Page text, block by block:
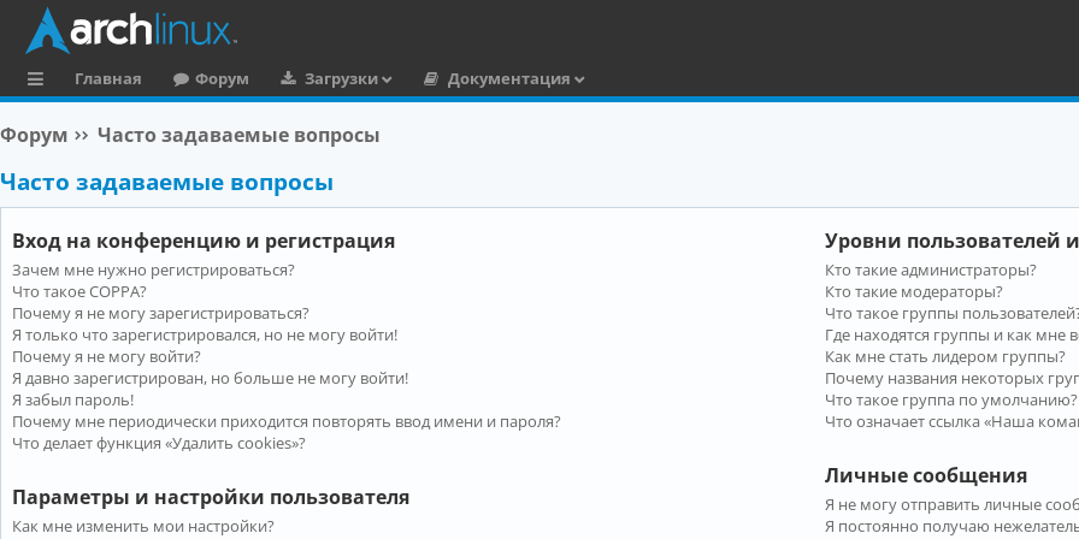
ы
л
Главная Форум Загрузки
Документация
Форум Часто задаваемые вопросы
Часто задаваемые вопросы
Вход на конференцию и регистрация
Зачем мне нужно регистрироваться?
Что такое COPPA?
Почему я не могу зарегистрироваться?
Я только что зарегистрировался, но не могу войти!
Почему я не могу войти?
Я давно зарегистрирован, но больше не могу войти!
Я забыл пароль!
Почему мне периодически приходится повторять ввод имени и пароля?
Что делает функция «Удалить cookies»?
Параметры и настройки пользователя
Как мне изменить мои настройки?
Уровни пользователей
Кто такие администраторы?
Кто такие модераторы?
Что такое группы
Где находятся группы и как мне
Как мне стать лидером группы?
Почему названия некоторых
Что такое группа по умолчанию?
Что означает ссылка «Наша
Личные сообщения
Я не могу отправить личные
Я постоянно получаю